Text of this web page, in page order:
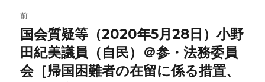
稿
ナ
前
前
の
投
国会質疑等（2020年5月28日）小野
田紀美議員（自民）＠参・法務委員
会［帰国困難者の在留に係る措置、